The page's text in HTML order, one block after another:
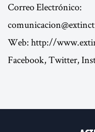
Correo Electrónico:
Web: http://
Facebook, Twitter,